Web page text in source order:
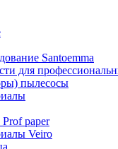
Santoemma
для
пылесосы
paper
Veiro